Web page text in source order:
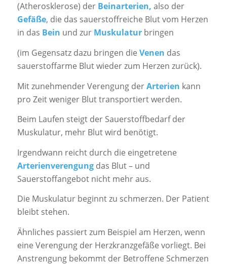
(Atherosklerose) der Beinarterien, also der
Gefäße, die das sauerstoffreiche Blut vom Herzen
in das Bein und zur Muskulaturbringen
(im Gegensatz dazu bringen die Venen das
sauerstoffarme Blut wieder zum Herzen zurück).
Mit zunehmender Verengung derArterien kann
pro Zeit weniger Blut transportiert werden.
Beim Laufen steigt der Sauerstoffbedarf der
Muskulatur, mehr Blut wird benötigt.
Irgendwann reicht durch die eingetretene
Arterienverengungdas Blut – und
Sauerstoffangebot nicht mehr aus.
Die Muskulatur beginnt zu schmerzen. Der Patient
bleibt stehen.
Ähnliches passiert zum Beispiel am Herzen, wenn
eine Verengung der Herzkranzgefäße vorliegt. Bei
Anstrengung bekommt der Betroffene Schmerzen